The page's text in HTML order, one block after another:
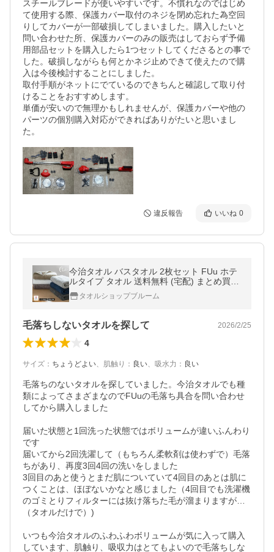
スチールブレードが使いやすいです。不慣れなのではじめ
て使用する際、保護カバー取付のネジを閉め忘れた為空回
りしてカバーが一部破損してしまいました。購入したいと
問い合わせた所、保護カバーのみの販売はしておらず予備
用部品セットを購入したら1つセットしてくださるとの事で
した。破損しながらも何とかネジ止めできて使えたので購
入は今後検討することにしました。
取付手順がネットにでているのできちんと確認して取り付
けることをおすすめします。
単価が安いので無理かもしれませんが、保護カバーや他の
パーツの個別購入対応ができればありがたいと思いまし
た。
違反報告 いいね 0
今治タオル バスタオル 2枚セット FUu ホテ
ルタイプ タオル 送料無料 (宅配) まとめ買い
ふわふわ SALE
タオルショップブルーム
毛落ちしないタオルを探して 2026/2/25
4
サイズ ： ちょうどよい、 肌触り ： 良い、 吸水力 ： 良い
毛落ちのないタオルを探していました。今治タオルでも種
類によってさまざまなのでFUuの毛落ち具合を問い合わせ
してから購入しました
届いた状態と1回洗った状態ではボリュームが違いふんわり
です
届いてから2回洗濯して（もちろん柔軟剤は使わずで）毛落
ちがあり、再度3回4回の洗いをしました
3回目のあと使うとまだ肌についていて4回目のあとは肌に
つくことは、ほぼないかなと感じました（4回目でも洗濯機
のゴミとりフィルターには抜け落ちた毛が溜まりますが…
（タオルだけで）)
いつも今治タオルのふわふわボリュームが気に入って購入
しています、肌触り、吸収力はとてもよいので毛落ちしな